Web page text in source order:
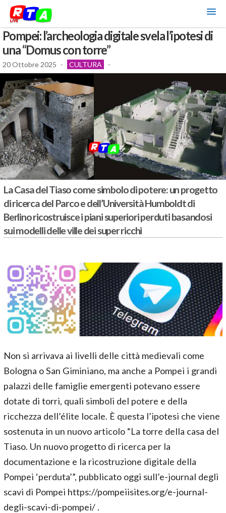
Pompei: l’archeologia digitale svela l’ipotesi di
una “Domus con torre”
20 Ottobre 2025 - CULTURA -
La Casa del Tiaso come simbolo di potere: un progetto
di ricerca del Parco e dell’Università Humboldt di
Berlino ricostruisce i piani superiori perduti basandosi
sui modelli delle ville dei super ricchi
Non si arrivava ai livelli delle città medievali come
Bologna o San Giminiano, ma anche a Pompei i grandi
palazzi delle famiglie emergenti potevano essere
dotate di torri, quali simboli del potere e della
ricchezza dell’élite locale. È questa l’ipotesi che viene
sostenuta in un nuovo articolo “La torre della casa del
Tiaso. Un nuovo progetto di ricerca per la
documentazione e la ricostruzione digitale della
Pompei ‘perduta’”, pubblicato oggi sull’e-journal degli
scavi di Pompei https://pompeiisites.org/e-journal-
degli-scavi-di-pompei/ .